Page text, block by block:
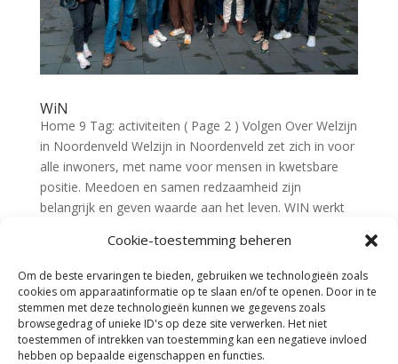
Cookie-toestemming beheren
Om de beste ervaringen te bieden, gebruiken we technologieën zoals
cookies om apparaatinformatie op te slaan en/of te openen. Door in te
stemmen met deze technologieën kunnen we gegevens zoals
browsegedrag of unieke ID's op deze site verwerken. Het niet
toestemmen of intrekken van toestemming kan een negatieve invloed
hebben op bepaalde eigenschappen en functies.
WiN
Home 9 Tag: activiteiten ( Page 2 ) Volgen Over Welzijn
in Noordenveld Welzijn in Noordenveld zet zich in voor
alle inwoners, met name voor mensen in kwetsbare
positie. Meedoen en samen redzaamheid zijn
belangrijk en geven waarde aan het leven. WIN werkt